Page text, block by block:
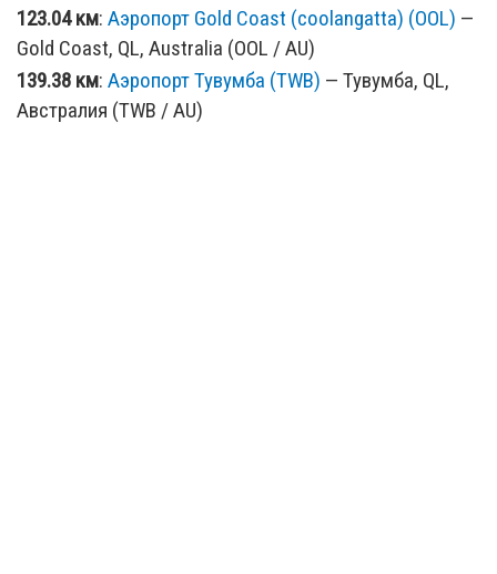
123.04 км: Аэропорт Gold Coast (coolangatta) (OOL) —
Gold Coast, QL, Australia (OOL / AU)
139.38 км: Аэропорт Тувумба (TWB) — Тувумба, QL,
Австралия (TWB / AU)